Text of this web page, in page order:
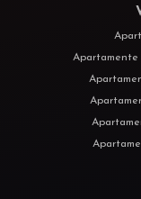
Apartamente